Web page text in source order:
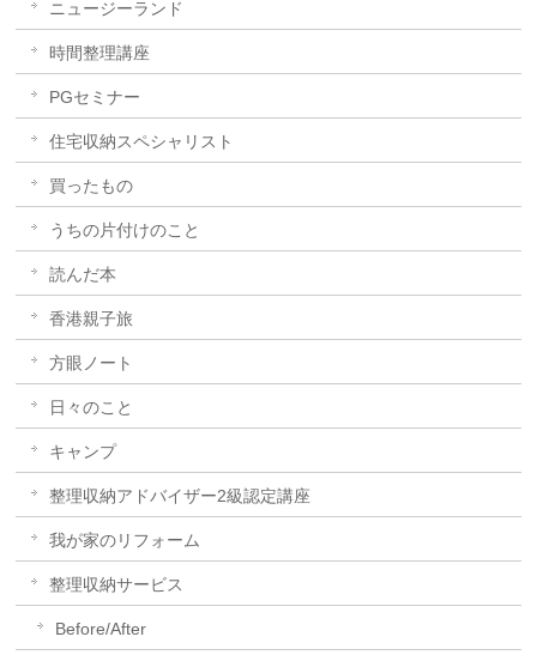
ニュージーランド
時間整理講座
PGセミナー
住宅収納スペシャリスト
買ったもの
うちの片付けのこと
読んだ本
香港親子旅
方眼ノート
日々のこと
キャンプ
整理収納アドバイザー2級認定講座
我が家のリフォーム
整理収納サービス
Before/After